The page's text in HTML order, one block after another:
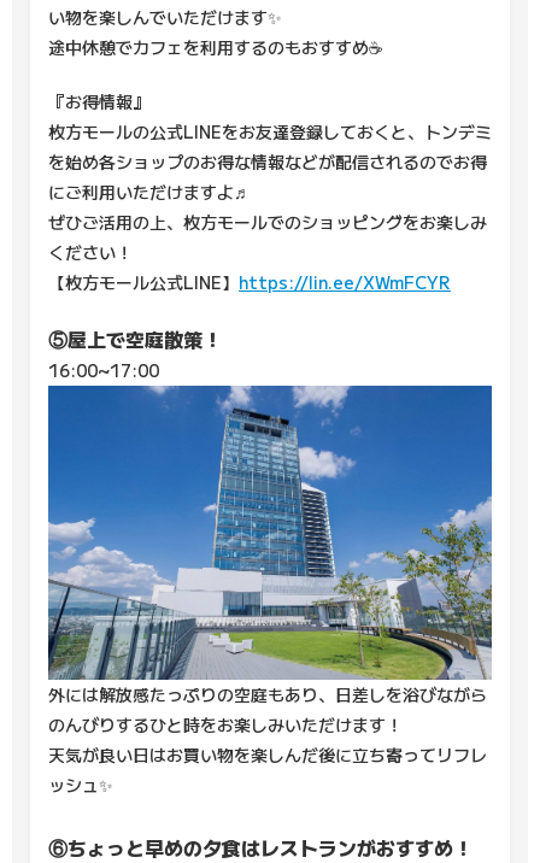
い物を楽しんでいただけます✨
途中休憩でカフェを利用するのもおすすめ☕
『お得情報』
枚方モールの公式LINEをお友達登録しておくと、トンデミ
を始め各ショップのお得な情報などが配信されるのでお得
にご利用いただけますよ♬
ぜひご活用の上、枚方モールでのショッピングをお楽しみ
ください！
【枚方モール公式LINE】 https://lin.ee/XWmFCYR
⑤屋上で空庭散策！
16:00~17:00
外には解放感たっぷりの空庭もあり、日差しを浴びながら
のんびりするひと時をお楽しみいただけます！
天気が良い日はお買い物を楽しんだ後に立ち寄ってリフレ
ッシュ✨
⑥ちょっと早めの夕食はレストランがおすすめ！